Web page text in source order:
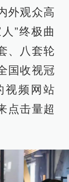
外观众高
”终极曲
、八套轮
国收视冠
视频网站
点击量超